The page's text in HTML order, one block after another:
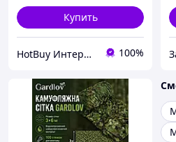
Купить
HotBuy Интернет-магазин 100%